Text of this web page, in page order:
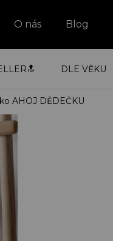
O nás Blog
DLE VĚKU
AHOJ DĚDEČKU